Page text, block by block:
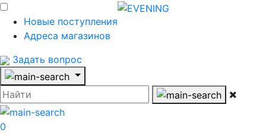
Новые поступления
Адреса магазинов
Задать вопрос
0